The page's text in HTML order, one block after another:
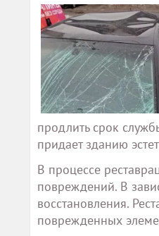
продлить срок
придает зданию
В процессе
повреждений. В
восстановления.
поврежденных